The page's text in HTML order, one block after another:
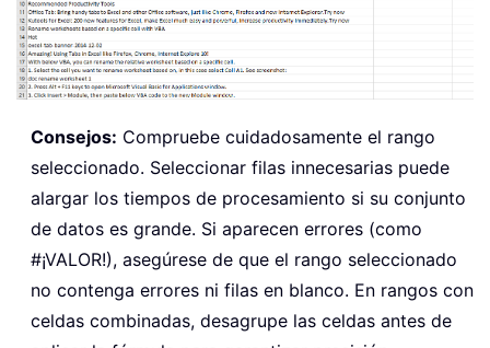
Consejos: Compruebe cuidadosamente el rango
seleccionado. Seleccionar filas innecesarias puede
alargar los tiempos de procesamiento si su conjunto
de datos es grande. Si aparecen errores (como
#¡VALOR!), asegúrese de que el rango seleccionado
no contenga errores ni filas en blanco. En rangos con
celdas combinadas, desagrupe las celdas antes de